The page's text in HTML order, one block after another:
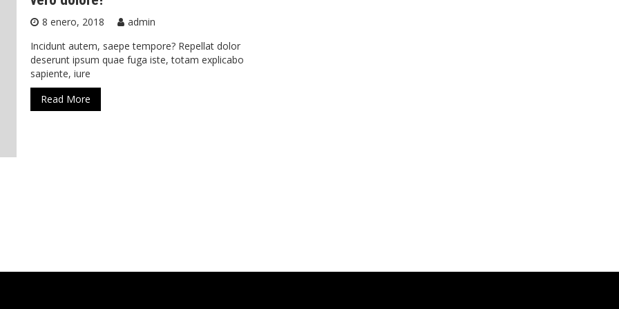
8 enero, 2018
admin
Incidunt autem, saepe tempore? Repellat dolor
deserunt ipsum quae fuga iste, totam explicabo
sapiente, iure
Read More